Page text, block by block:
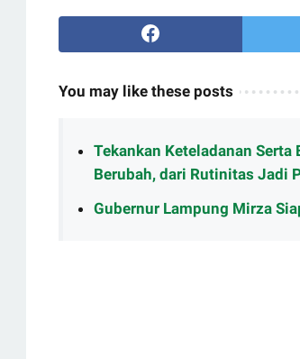
You may like these posts
Tekankan Keteladanan Serta
Berubah, dari Rutinitas Jadi
Gubernur Lampung Mirza